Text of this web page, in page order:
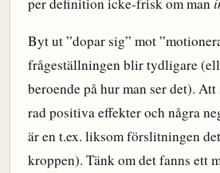
Byt ut ”dopar sig” mot
frågeställningen blir tydligare
beroende på hur man ser det).
rad positiva effekter och några
är en t.ex. liksom förslitningen
kroppen). Tänk om det fanns ett